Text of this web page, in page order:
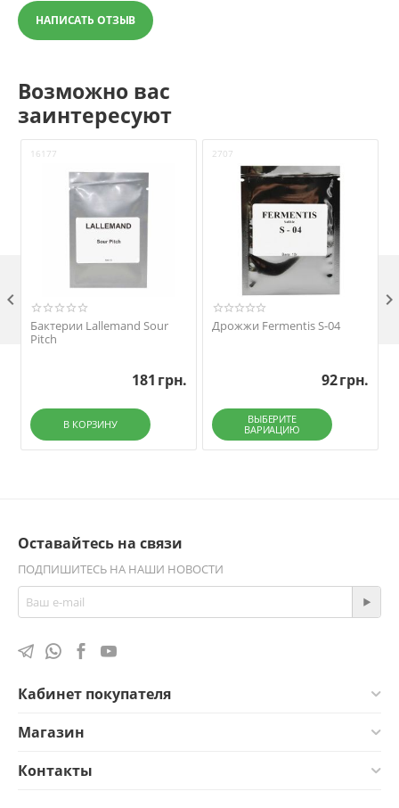
НАПИСАТЬ ОТЗЫВ
Возможно вас
заинтересуют
16177
Бактерии Lallemand Sour
Pitch
181 грн.
В КОРЗИНУ
2707
Дрожжи Fermentis S-04
92грн.
ВЫБЕРИТЕ
ВАРИАЦИЮ
 
Оставайтесь на связи
ПОДПИШИТЕСЬ НА НАШИ НОВОСТИ
Кабинет покупателя
Магазин
Контакты